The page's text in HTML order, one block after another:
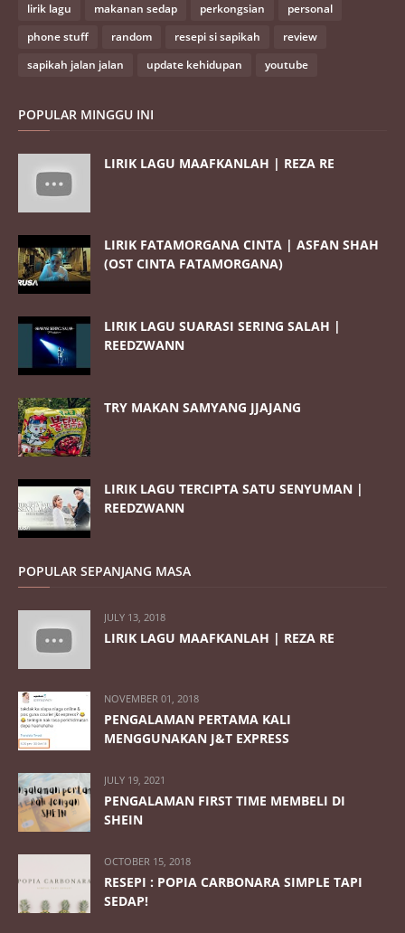
lirik lagu
makanan sedap perkongsian
personal
phone stuff
random resepi si sapikah
review
sapikah jalan jalan
update kehidupan youtube
POPULAR MINGGU INI
LIRIK LAGU MAAFKANLAH | REZA RE
LIRIK FATAMORGANA CINTA | ASFAN SHAH
(OST CINTA FATAMORGANA)
LIRIK LAGU SUARASI SERING SALAH |
REEDZWANN
TRY MAKAN SAMYANG JJAJANG
LIRIK LAGU TERCIPTA SATU SENYUMAN |
REEDZWANN
POPULAR SEPANJANG MASA
JULY 13, 2018
LIRIK LAGU MAAFKANLAH | REZA RE
NOVEMBER 01, 2018
PENGALAMAN PERTAMA KALI
MENGGUNAKAN J&T EXPRESS
JULY 19, 2021
PENGALAMAN FIRST TIME MEMBELI DI
SHEIN
OCTOBER 15, 2018
RESEPI : POPIA CARBONARA SIMPLE TAPI
SEDAP!